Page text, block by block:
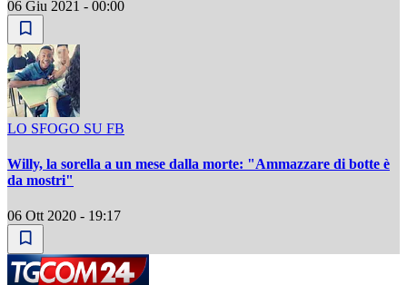
06 Giu 2021 - 00:00
LO SFOGO SU FB
Willy, la sorella a un mese dalla morte: "Ammazzare di botte è
da mostri"
06 Ott 2020 - 19:17